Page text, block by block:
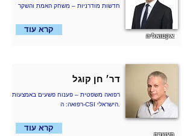
קרא עוד
אקטואליה
חדשות מודרניות – משחק האמת והשקר
קרא עוד
העשרה
דר׳ חן קוגל
רפואה משפטית – פענוח פשעים באמצעות